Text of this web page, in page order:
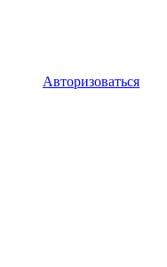
Авторизоваться